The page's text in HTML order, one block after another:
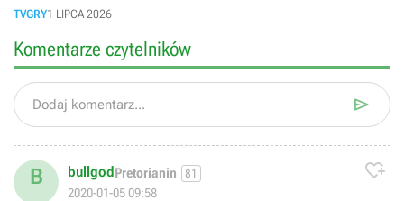
emocji rodem z Hollywood. W dzisiejszym retro-materiale cofamy się
TVGRY1 LIPCA 2026
Komentarze czytelników
Dodaj komentarz... 
B bullgodPretorianin 81
2020-01-05 09:58
